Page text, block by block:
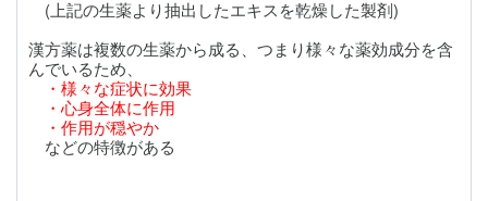
(上記の生薬より抽出したエキスを乾燥した製剤)
漢方薬は複数の生薬から成る、つまり様々な薬効成分を含
んでいるため、
・様々な症状に効果
・心身全体に作用
・作用が穏やか
などの特徴がある